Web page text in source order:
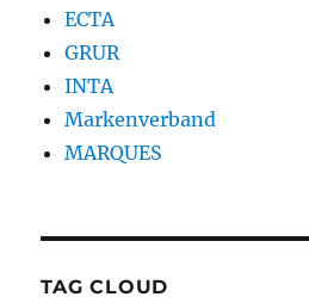
ECTA
GRUR
INTA
Markenverband
MARQUES
TAG CLOUD